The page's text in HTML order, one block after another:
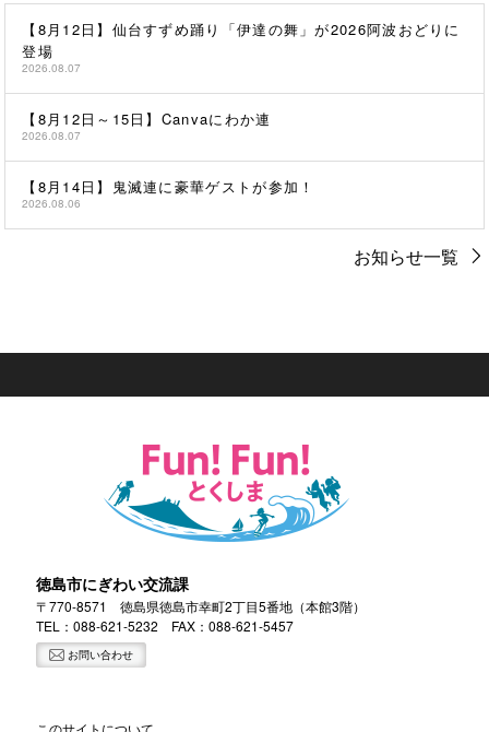
【8月12日】仙台すずめ踊り「伊達の舞」が2026阿波おどりに
登場
2026.08.07
【8月12日～15日】Canvaにわか連
2026.08.07
【8月14日】鬼滅連に豪華ゲストが参加！
2026.08.06
お知らせ一覧
徳島市にぎわい交流課
〒770-8571 徳島県徳島市幸町2丁目5番地（本館3階）
TEL：088-621-5232 FAX：088-621-5457
お問い合わせ